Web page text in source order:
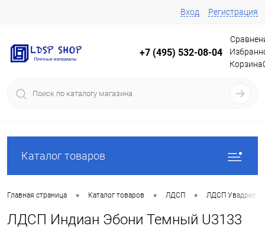
Вход Регистрация
+7 (495) 532-08-04
Корзина
Каталог товаров
Главная страница • Каталог товаров • ЛДСП • ЛДСП Увадрев
ЛДСП Индиан Эбони Темный U3133